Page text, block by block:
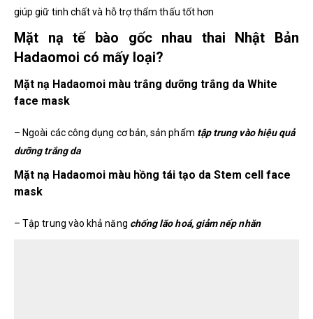
giúp giữ tinh chất và hỗ trợ thẩm thấu tốt hơn
Mặt nạ tế bào gốc nhau thai Nhật Bản
Hadaomoi có mấy loại?
Mặt nạ Hadaomoi màu trắng dưỡng trắng da White
face mask
– Ngoài các công dụng cơ bản, sản phẩm tập trung vào hiệu quả
dưỡng trắng da
Mặt nạ Hadaomoi màu hồng tái tạo da Stem cell face
mask
– Tập trung vào khả năng chống lão hoá, giảm nếp nhăn